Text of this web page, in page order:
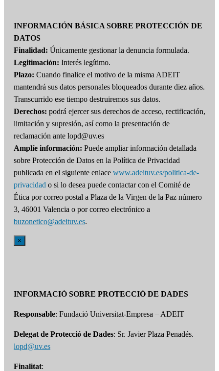
INFORMACIÓN BÁSICA SOBRE PROTECCIÓN DE
DATOS
Finalidad: Únicamente gestionar la denuncia formulada.
Legitimación: Interés legítimo.
Plazo: Cuando finalice el motivo de la misma ADEIT
mantendrá sus datos personales bloqueados durante diez años.
Transcurrido ese tiempo destruiremos sus datos.
Derechos: podrá ejercer sus derechos de acceso, rectificación,
limitación y supresión, así como la presentación de
reclamación ante lopd@uv.es
Amplíe información: Puede ampliar información detallada
sobre Protección de Datos en la Política de Privacidad
publicada en el siguiente enlace www.adeituv.es/politica-de-
privacidad o si lo desea puede contactar con el Comité de
Ética por correo postal a Plaza de la Virgen de la Paz número
3, 46001 Valencia o por correo electrónico a
buzonetico@adeituv.es.
×
INFORMACIÓ SOBRE PROTECCIÓ DE DADES
Responsable: Fundació Universitat-Empresa – ADEIT
Delegat de Protecció de Dades: Sr. Javier Plaza Penadés.
lopd@uv.es
Finalitat: